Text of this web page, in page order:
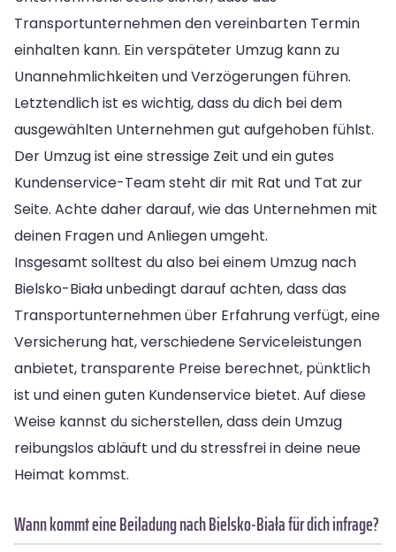
Transportunternehmen den vereinbarten Termin
einhalten kann. Ein verspäteter Umzug kann zu
Unannehmlichkeiten und Verzögerungen führen.
Letztendlich ist es wichtig, dass du dich bei dem
ausgewählten Unternehmen gut aufgehoben fühlst.
Der Umzug ist eine stressige Zeit und ein gutes
Kundenservice-Team steht dir mit Rat und Tat zur
Seite. Achte daher darauf, wie das Unternehmen mit
deinen Fragen und Anliegen umgeht.
Insgesamt solltest du also bei einem Umzug nach
Bielsko-Biała unbedingt darauf achten, dass das
Transportunternehmen über Erfahrung verfügt, eine
Versicherung hat, verschiedene Serviceleistungen
anbietet, transparente Preise berechnet, pünktlich
ist und einen guten Kundenservice bietet. Auf diese
Weise kannst du sicherstellen, dass dein Umzug
reibungslos abläuft und du stressfrei in deine neue
Heimat kommst.
Wann kommt eine Beiladung nach Bielsko-Biała für dich infrage?